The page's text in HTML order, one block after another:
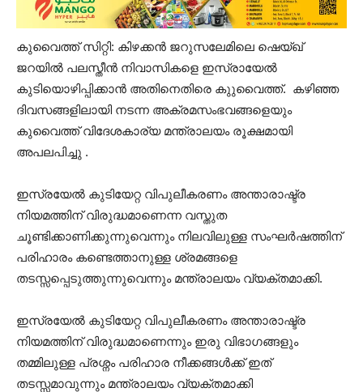
കുവൈത്ത് സിറ്റി: കിഴക്കൻ ജറുസലേമിലെ ഷെയ്ഖ്
ജറയിൽ പലസ്തീൻ നിവാസികളെ ഇസ്രായേൽ
കുടിയൊഴിപ്പിക്കാൻ അതിനെതിരെ കുുവൈത്ത്. കഴിഞ്ഞ
ദിവസങ്ങളിലായി നടന്ന അക്രമസംഭവങ്ങളെയും
കുവൈത്ത് വിദേശകാര്യ മന്ത്രാലയം രൂക്ഷമായി
അപലപിച്ചു .
ഇസ്രയേൽ കുടിയേറ്റ വിപുലീകരണം അന്താരാഷ്ട്ര
നിയമത്തിന് വിരുദ്ധമാണെന്ന വസ്തുത
ചൂണ്ടിക്കാണിക്കുന്നുവെന്നും നിലവിലുള്ള സംഘർഷത്തിന്
പരിഹാരം കണ്ടെത്താനുള്ള ശ്രമങ്ങളെ
തടസ്സപ്പെടുത്തുന്നുവെന്നും മന്ത്രാലയം വ്യക്തമാക്കി.
ഇസ്രയേൽ കുടിയേറ്റ വിപുലീകരണം അന്താരാഷ്ട്ര
നിയമത്തിന് വിരുദ്ധമാണെന്നും ഇരു വിഭാഗങ്ങളും
തമ്മിലുള്ള പ്രശ്നം പരിഹാര നീക്കങ്ങൾക്ക് ഇത്
തടസ്സമാവുന്നും മന്ത്രാലയം വ്യക്തമാക്കി